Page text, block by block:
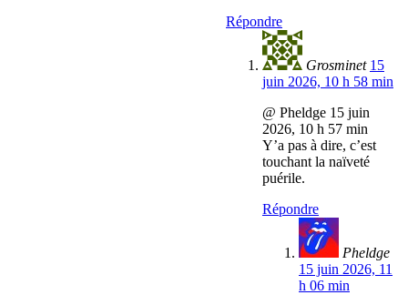
Répondre
Grosminet 15
juin 2026, 10 h 58 min
@ Pheldge 15 juin
2026, 10 h 57 min
Y’a pas à dire, c’est
touchant la naïveté
puérile.
Répondre
Pheldge
15 juin 2026, 11
h 06 min